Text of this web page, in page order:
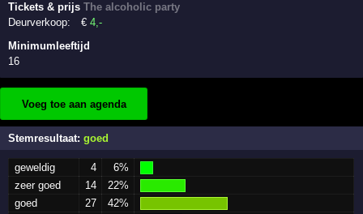
Tickets & prijsThe alcoholic party
Deurverkoop:
€4,-
Minimumleeftijd
16
Voeg toe aan agenda
Stemresultaat:goed
geweldig 4
6%
zeer goed
14
22%
goed
27
42%